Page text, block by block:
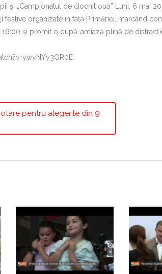
și „Campionatul de ciocnit ouă” Luni, 6 mai
festive organizate în fața Primăriei, marcând
și promit o după-amiază plină de
pentru alegerile din 9